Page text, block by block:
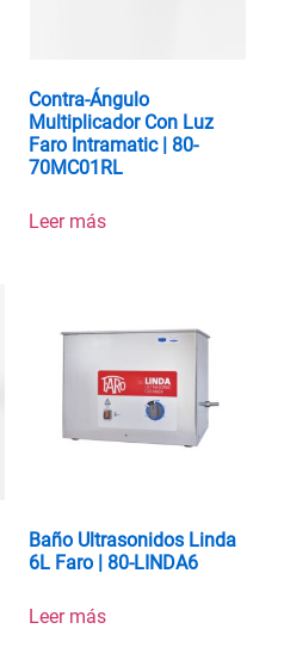
Contra-Ángulo
Multiplicador Con Luz
Faro Intramatic | 80-
70MC01RL
Leer más
Baño Ultrasonidos Linda
6L Faro | 80-LINDA6
Leer más